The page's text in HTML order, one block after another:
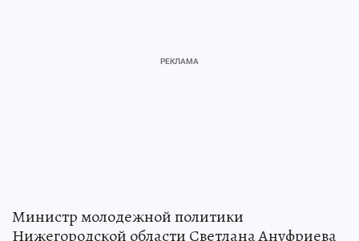
Министр молодежной политики
Нижегородской области Светлана Ануфриева